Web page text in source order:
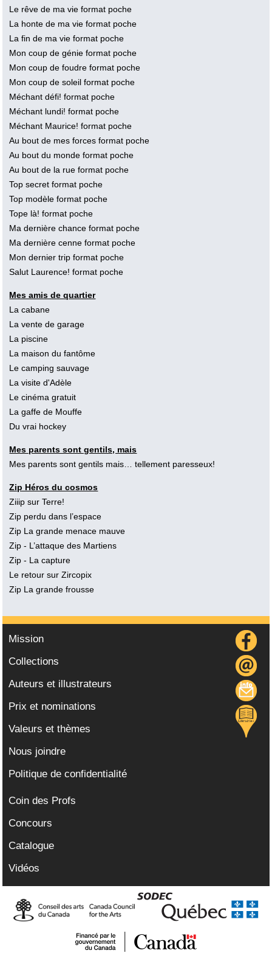
Le rêve de ma vie format poche
La honte de ma vie format poche
La fin de ma vie format poche
Mon coup de génie format poche
Mon coup de foudre format poche
Mon coup de soleil format poche
Méchant défi! format poche
Méchant lundi! format poche
Méchant Maurice! format poche
Au bout de mes forces format poche
Au bout du monde format poche
Au bout de la rue format poche
Top secret format poche
Top modèle format poche
Tope là! format poche
Ma dernière chance format poche
Ma dernière cenne format poche
Mon dernier trip format poche
Salut Laurence! format poche
Mes amis de quartier
La cabane
La vente de garage
La piscine
La maison du fantôme
Le camping sauvage
La visite d'Adèle
Le cinéma gratuit
La gaffe de Mouffe
Du vrai hockey
Mes parents sont gentils, mais
Mes parents sont gentils mais… tellement paresseux!
Zip Héros du cosmos
Ziiip sur Terre!
Zip perdu dans l’espace
Zip La grande menace mauve
Zip - L’attaque des Martiens
Zip - La capture
Le retour sur Zircopix
Zip La grande frousse
Mission
Collections
Auteurs et illustrateurs
Prix et nominations
Valeurs et thèmes
Nous joindre
Politique de confidentialité
Coin des Profs
Concours
Catalogue
Vidéos